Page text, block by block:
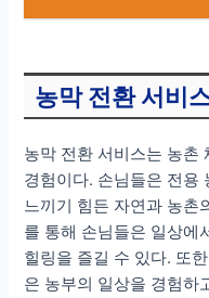
농막 전환 서비
농막 전환 서비스는 농촌
경험이다. 손님들은 전용
느끼기 힘든 자연과 농촌
를 통해 손님들은 일상에
힐링을 즐길 수 있다. 또
은 농부의 일상을 경험하